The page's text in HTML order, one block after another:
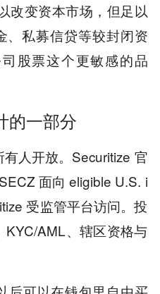
改变资本市场，但足以
、私募信贷等较封闭资
股票这个更敏感的品
的一部分
人开放。Securitize 官
面向 eligible U.S. i
受监管平台访问。投
AML、辖区资格与